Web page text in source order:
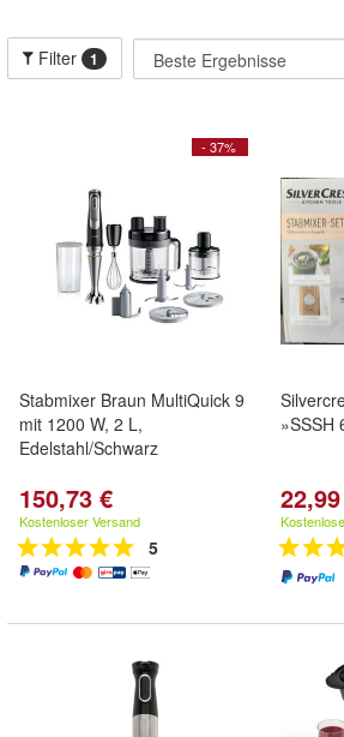
Filter 1
- 37%
Stabmixer Braun MultiQuick 9
mit 1200 W, 2 L,
Edelstahl/Schwarz
150,73 €
Kostenloser Versand
5
»SSSH